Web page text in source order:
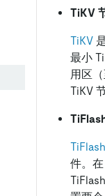
TiKV
TiKV
最小
用区
TiKV
TiFlash
件。